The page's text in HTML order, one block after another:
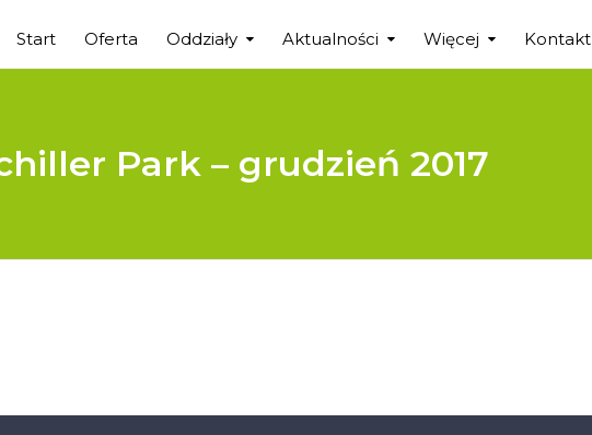
Start Oferta Oddziały Aktualności Więcej Kontakt
Park – grudzień 2017